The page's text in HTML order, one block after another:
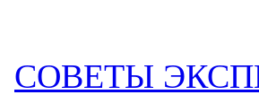
СОВЕТЫ